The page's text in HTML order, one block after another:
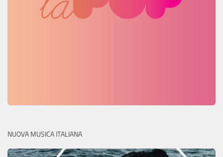
NUOVA MUSICA ITALIANA